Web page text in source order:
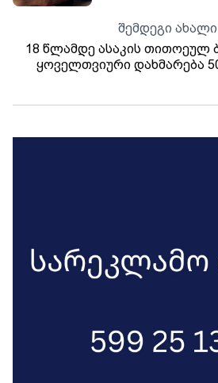
შემდეგი ახალი
18 წლამდე ასაკის თითოეულ
ყოველთვიური დახმარება